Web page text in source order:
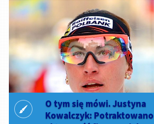
O tym się mówi. Justyna
Kowalczyk: Potraktowano